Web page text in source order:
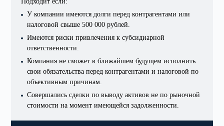
У компании имеются долги перед контрагентами или
налоговой свыше 500 000 рублей.
Имеются риски привлечения к субсидиарной
ответственности.
Компания не сможет в ближайшем будущем исполнить
свои обязательства перед контрагентами и налоговой по
объективным причинам.
Совершались сделки по выводу активов не по рыночной
стоимости на момент имеющейся задолженности.